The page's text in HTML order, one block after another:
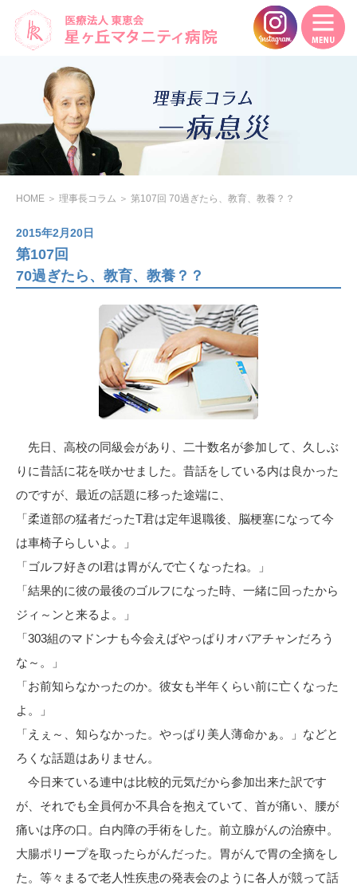
HOME ＞ 理事長コラム ＞ 第107回 70過ぎたら、教育、教養？？
2015年2月20日
第107回
70過ぎたら、教育、教養？？
先日、高校の同級会があり、二十数名が参加して、久しぶ
りに昔話に花を咲かせました。昔話をしている内は良かった
のですが、最近の話題に移った途端に、
「柔道部の猛者だったT君は定年退職後、脳梗塞になって今
は車椅子らしいよ。」
「ゴルフ好きのI君は胃がんで亡くなったね。」
「結果的に彼の最後のゴルフになった時、一緒に回ったから
ジィ～ンと来るよ。」
「303組のマドンナも今会えばやっぱりオバアチャンだろう
な～。」
「お前知らなかったのか。彼女も半年くらい前に亡くなった
よ。」
「えぇ～、知らなかった。やっぱり美人薄命かぁ。」などと
ろくな話題はありません。
今日来ている連中は比較的元気だから参加出来た訳です
が、それでも全員何か不具合を抱えていて、首が痛い、腰が
痛いは序の口。白内障の手術をした。前立腺がんの治療中。
大腸ポリープを取ったらがんだった。胃がんで胃の全摘をし
た。等々まるで老人性疾患の発表会のように各人が競って話